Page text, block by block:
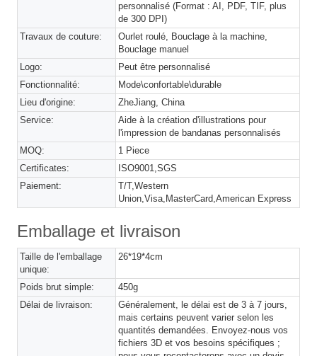
personnalisé (Format : AI, PDF, TIF, plus
de 300 DPI)
Travaux de couture:
Ourlet roulé, Bouclage à la machine,
Bouclage manuel
Logo:
Peut être personnalisé
Fonctionnalité:
Mode\confortable\durable
Lieu d'origine:
ZheJiang, China
Service:
Aide à la création d'illustrations pour
l'impression de bandanas personnalisés
MOQ:
1 Piece
Certificates:
ISO9001,SGS
Paiement:
T/T,Western
Union,Visa,MasterCard,American Express
Emballage et livraison
Taille de l'emballage
unique:
26*19*4cm
Poids brut simple:
450g
Délai de livraison:
Généralement, le délai est de 3 à 7 jours,
mais certains peuvent varier selon les
quantités demandées. Envoyez-nous vos
fichiers 3D et vos besoins spécifiques ;